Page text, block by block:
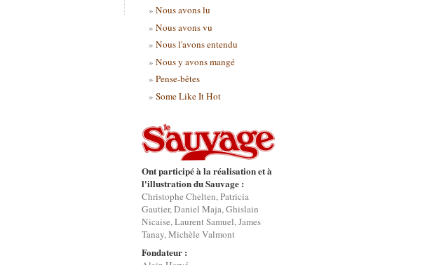
Nous avons lu
Nous avons vu
Nous l'avons entendu
Nous y avons mangé
Pense-bêtes
Some Like It Hot
Ont participé à la réalisation et à
l'illustration du Sauvage :
Christophe Chelten, Patricia
Gautier, Daniel Maja, Ghislain
Nicaise, Laurent Samuel, James
Tanay, Michèle Valmont
Fondateur :